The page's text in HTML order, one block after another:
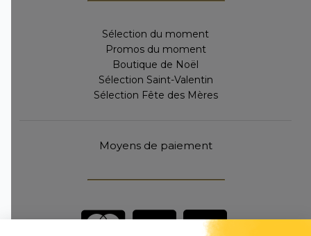
Sélection du moment
Promos du moment
Boutique de Noël
Sélection Saint-Valentin
Sélection Fête des Mères
Moyens de paiement